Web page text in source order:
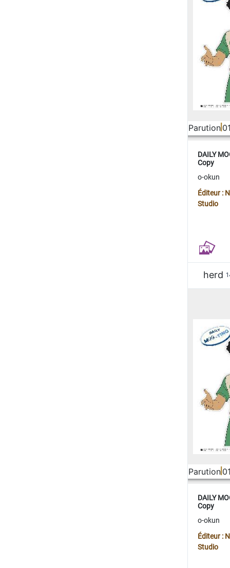
Parution
DAILY
Copy
o-okun
Éditeur :
Studio
herd
Parution
DAILY
Copy
o-okun
Éditeur :
Studio